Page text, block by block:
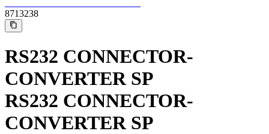
Kontakt
I dialog med B. Braun. Lad os tale sammen.
8713238
RS232 CONNECTOR-
CONVERTER SP
RS232 CONNECTOR-
CONVERTER SP